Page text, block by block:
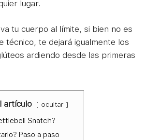
lugar.
tu cuerpo al límite, si bien no es
técnico, te dejará igualmente los
ardiendo desde las primeras
artículo ocultar
Snatch?
Paso a paso